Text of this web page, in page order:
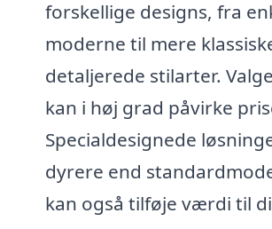
forskellige designs, fra
moderne til mere
detaljerede stilarter.
kan i høj grad påvirke
Specialdesignede
dyrere end
kan også tilføje værdi til